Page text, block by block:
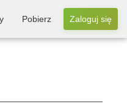
Pobierz Zaloguj się